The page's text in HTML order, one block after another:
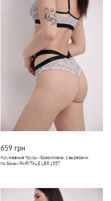
659 грн
Кружевные трусы «бразилиана» с вырезами
по бокам FAIRYTALE LBR 1557